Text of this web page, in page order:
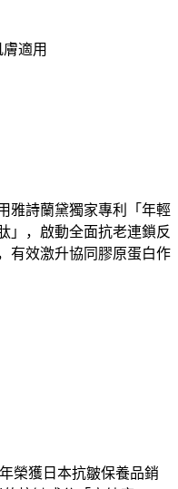
適用
雅詩蘭黛獨家專利「年輕
」，啟動全面抗老連鎖反
有效激升協同膠原蛋白作
榮獲日本抗皺保養品銷